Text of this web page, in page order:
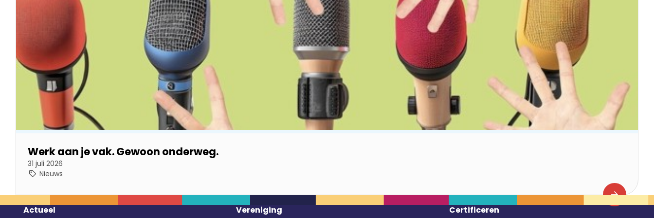
Werk aan je vak. Gewoon onderweg.
31 juli 2026
Nieuws
Footer
Actueel Vereniging Certificeren